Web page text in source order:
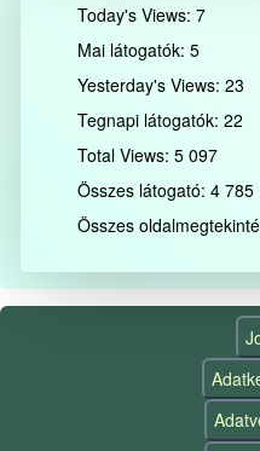
Today's Views:7
Mai látogatók:5
Yesterday's Views:23
Tegnapi látogatók:22
Total Views:5 097
Összes látogató:4 785
Összes